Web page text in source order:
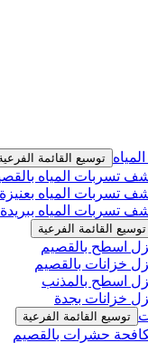
توسيع القائمة
تسربات المياه
تسربات المياه بعنيزة
تسربات المياه ببريدة
توسيع القائمة الفرعية
اسطح بالقصيم
خزانات بالقصيم
اسطح بالمذنب
خزانات بجدة
توسيع القائمة الفرعية
حشرات بالقصيم